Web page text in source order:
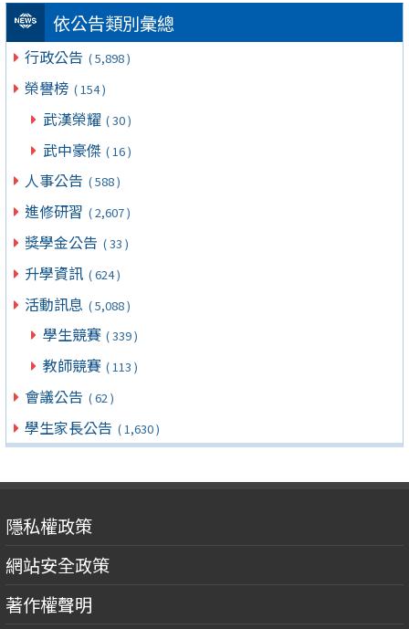
依公告類別彙總
行政公告 ( 5,898 )
榮譽榜 ( 154 )
武漢榮耀 ( 30 )
武中豪傑 ( 16 )
人事公告 ( 588 )
進修研習 ( 2,607 )
獎學金公告 ( 33 )
升學資訊 ( 624 )
活動訊息 ( 5,088 )
學生競賽 ( 339 )
教師競賽 ( 113 )
會議公告 ( 62 )
學生家長公告 ( 1,630 )
隱私權政策
網站安全政策
著作權聲明